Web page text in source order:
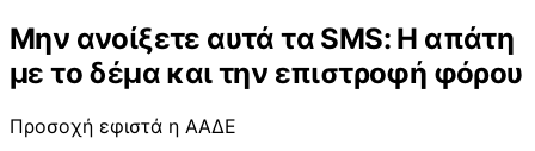
Μην ανοίξετε αυτά τα SMS: Η απάτη
με το δέμα και την επιστροφή φόρου
Προσοχή εφιστά η ΑΑΔΕ